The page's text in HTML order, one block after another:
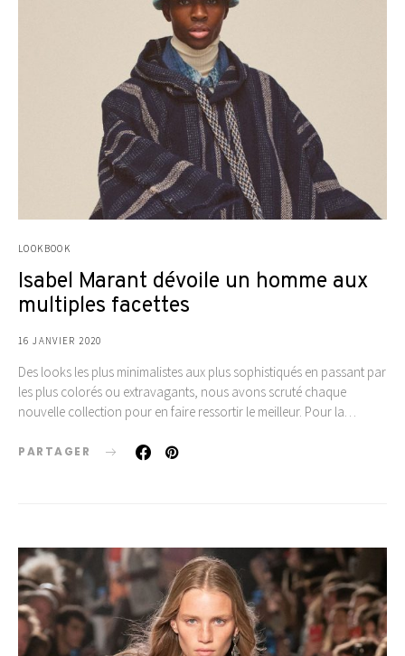
LOOKBOOK
Isabel Marant dévoile un homme aux
multiples facettes
16 JANVIER 2020
Des looks les plus minimalistes aux plus sophistiqués en passant par
les plus colorés ou extravagants, nous avons scruté chaque
nouvelle collection pour en faire ressortir le meilleur. Pour la…
PARTAGER